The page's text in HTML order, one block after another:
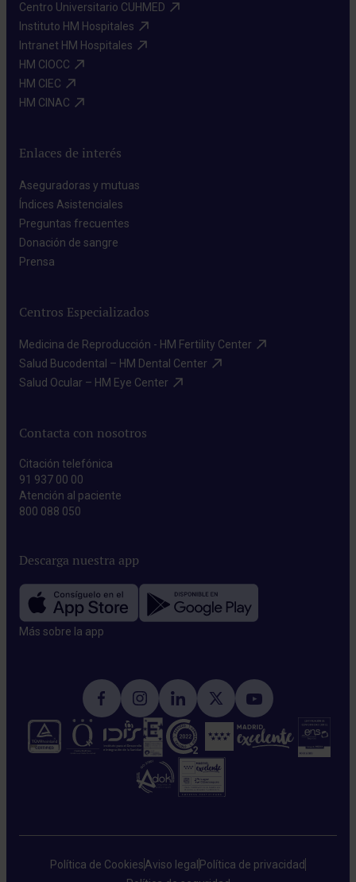
Centro Universitario CUHMED​
Instituto HM Hospitales​
Intranet HM Hospitales​
HM CIOCC​
HM CIEC​
HM CINAC​
Enlaces de interés
Aseguradoras y mutuas​
Índices Asistenciales​
Preguntas frecuentes​
Donación de sangre​
Prensa​
Centros Especializados
Medicina de Reproducción - HM Fertility Center​
Salud Bucodental – HM Dental Center​
Salud Ocular – HM Eye Center​
Contacta con nosotros
Citación telefónica
91 937 00 00
Atención al paciente
800 088 050
Descarga nuestra app
Más sobre la app​
Política de CookiesAviso legal Política de privacidad